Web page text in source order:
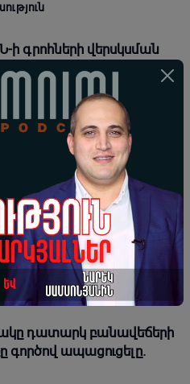
գրոհների վերսկսման
Պարսից ծոցի
պատերազմի,
հետո Իսպանիան
համար
դատարկ բանավեճերի
գործով ապացուցելը.